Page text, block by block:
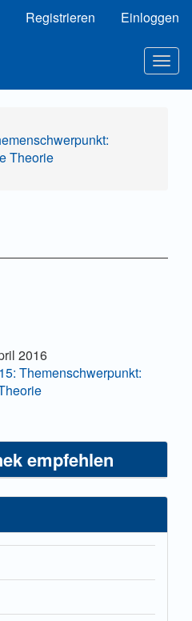
Registrieren Einloggen
Theorie
Artikelinhalt
2016
Themenschwerpunkt:
empfehlen